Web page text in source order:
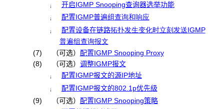
¡ 开启IGMP Snooping查询器选举功能
¡ 配置IGMP普遍组查询和响应
¡ 配置设备在链路拓扑发生变化时立刻发送IGMP
普遍组查询报文
(7)
（可选） 配置IGMP Snooping Proxy
(8)
（可选） 调整IGMP报文
¡ 配置IGMP报文的源IP地址
¡
配置IGMP报文的802.1p优先级
(9)
（可选） 配置IGMP Snooping策略